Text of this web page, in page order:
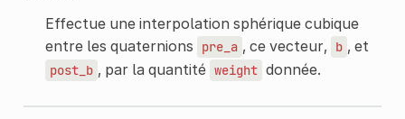
Effectue une interpolation sphérique cubique
entre les quaternions
pre_a , ce vecteur, b , et
post_b , par la quantité weight donnée.